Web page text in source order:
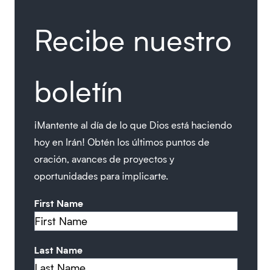
Recibe nuestro
boletín
¡Mantente al día de lo que Dios está haciendo
hoy en Irán! Obtén los últimos puntos de
oración, avances de proyectos y
oportunidades para implicarte.
First Name
Last Name